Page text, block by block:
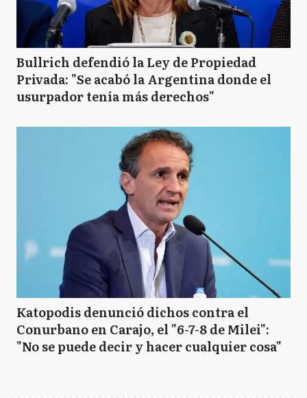
Bullrich defendió la Ley de Propiedad
Privada: "Se acabó la Argentina donde el
usurpador tenía más derechos"
Katopodis denunció dichos contra el
Conurbano en Carajo, el "6-7-8 de Milei":
"No se puede decir y hacer cualquier cosa"